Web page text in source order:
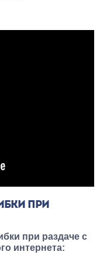
ПРИ
при раздаче с
интернета: